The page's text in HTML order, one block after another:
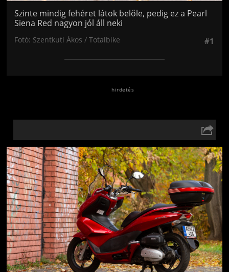
Szinte mindig fehéret látok belőle, pedig ez a Pearl
Siena Red nagyon jól áll neki
Fotó: Szentkuti Ákos / Totalbike #1
Jön még kép!